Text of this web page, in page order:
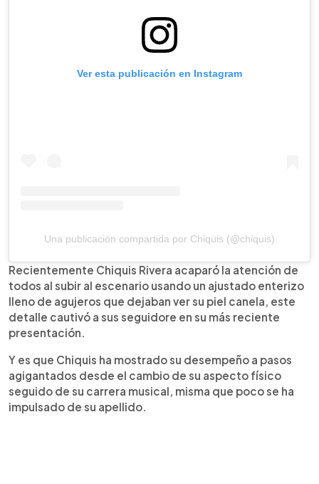
Ver esta publicación en Instagram
Una publicación compartida por Chiquis (@chiquis)
Recientemente Chiquis Rivera acaparó la atención de
todos al subir al escenario usando un ajustado enterizo
lleno de agujeros que dejaban ver su piel canela, este
detalle cautivó a sus seguidore en su más reciente
presentación.
Y es que Chiquis ha mostrado su desempeño a pasos
agigantados desde el cambio de su aspecto físico
seguido de su carrera musical, misma que poco se ha
impulsado de su apellido.